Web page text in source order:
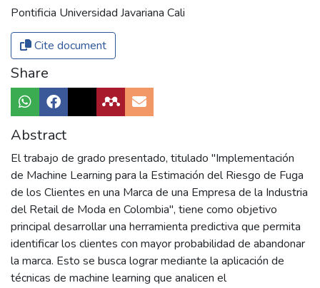
Pontificia Universidad Javariana Cali
Cite document
Share
Abstract
El trabajo de grado presentado, titulado "Implementación
de Machine Learning para la Estimación del Riesgo de Fuga
de los Clientes en una Marca de una Empresa de la Industria
del Retail de Moda en Colombia", tiene como objetivo
principal desarrollar una herramienta predictiva que permita
identificar los clientes con mayor probabilidad de abandonar
la marca. Esto se busca lograr mediante la aplicación de
técnicas de machine learning que analicen el